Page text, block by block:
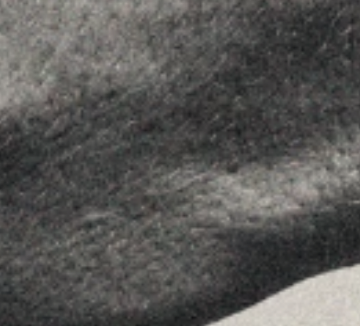
Equipo
Assessorament
Insights
Contactar
SEGUEIX-NOS
Linkedin
Instagram
Youtube
Allyon — Barcelona, Spain